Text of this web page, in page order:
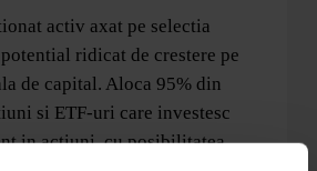
activ axat pe selectia
ridicat de crestere pe
de capital. Aloca 95% din
si ETF-uri care investesc
in actiuni, cu posibilitatea